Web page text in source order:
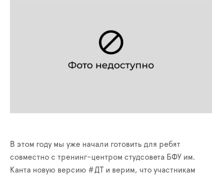
В этом году мы уже начали готовить для ребят
совместно с тренинг-центром студсовета БФУ им.
Канта новую версию #ДТ и верим, что участникам